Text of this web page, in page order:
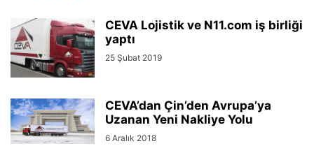
CEVA Lojistik ve N11.com iş birliği
yaptı
25 Şubat 2019
CEVA’dan Çin’den Avrupa’ya
Uzanan Yeni Nakliye Yolu
6 Aralık 2018